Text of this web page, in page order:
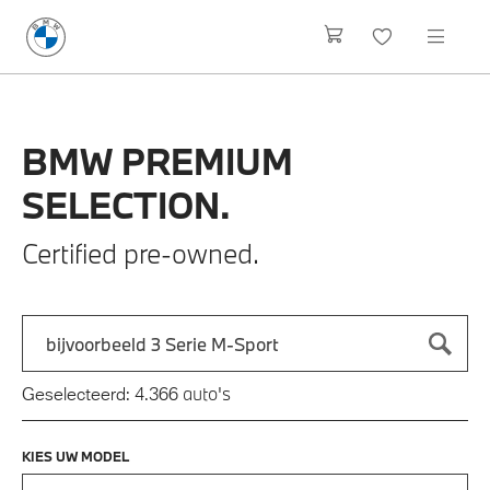
BMW PREMIUM
SELECTION.
Certified pre-owned.
Zoek naar een automodel, bijvoorbeeld 3 Serie M-Sport
Typ een automodel in en druk op enter om te zoeken
Geselecteerd: 4.366 auto's
KIES UW MODEL